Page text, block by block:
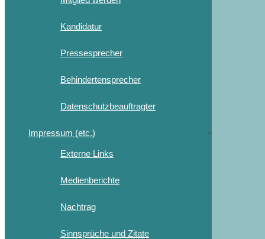
Kandidatur
Pressesprecher
Behindertensprecher
Datenschutzbeauftragter
Impressum (etc.)
Externe Links
Medienberichte
Nachtrag
Sinnsprüche und Zitate